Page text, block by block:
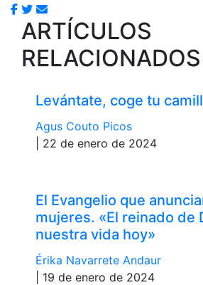
ARTÍCULOS
RELACIONADOS
Levántate, coge tu
Agus Couto Picos
| 22 de enero de 2024
El Evangelio que
mujeres. «El reinado de
nuestra vida hoy»
Érika Navarrete Andaur
| 19 de enero de 2024